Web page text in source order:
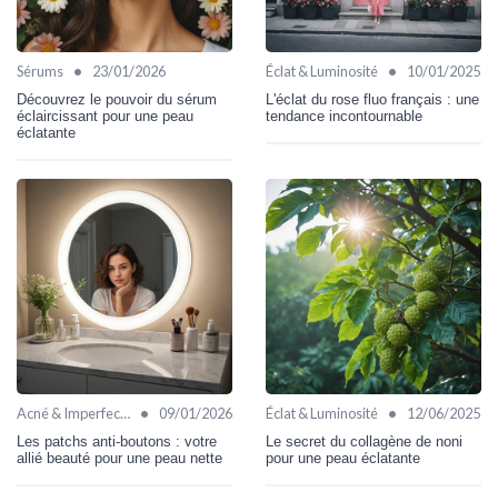
Sérums • 23/01/2026
Découvrez le pouvoir du sérum
éclaircissant pour une peau
éclatante
Éclat & Luminosité • 10/01/2025
L'éclat du rose fluo français : une
tendance incontournable
Acné & Imperfections • 09/01/2026
Les patchs anti-boutons : votre
allié beauté pour une peau nette
Éclat & Luminosité • 12/06/2025
Le secret du collagène de noni
pour une peau éclatante